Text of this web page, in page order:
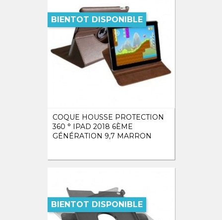
COQUE HOUSSE PROTECTION
360 ° IPAD 2018 6ÈME
GÉNÉRATION 9,7 MARRON
BIENTOT DISPONIBLE
BIENTOT DISPONIBLE